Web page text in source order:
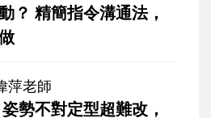
？ 精簡指令溝通法，
萍老師
勢不對定型超難改，